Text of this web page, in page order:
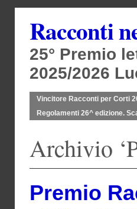
Racconti
25° Premio
2025/2026
Vincitore Racconti per Corti
Regolamenti 26^ edizione.
Archivio
Premio